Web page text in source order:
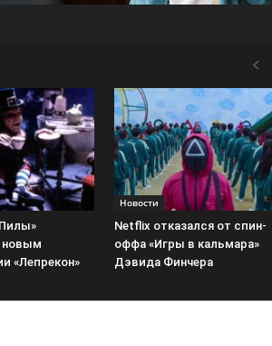
новым
«Лепрекон»
Новости
Netflix отказался от спин-
оффа «Игры в кальмара»
Дэвида Финчера